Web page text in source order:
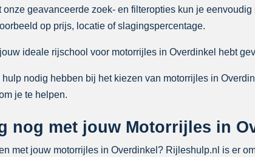
onze geavanceerde zoek- en filteropties kun je
op prijs, locatie of slagingspercentage.
ideale rijschool voor motorrijles in Overdinkel hebt
hulp nodig hebben bij het kiezen van motorrijles in
je te helpen.
nog met jouw Motorrijles in
met jouw motorrijles in Overdinkel? Rijleshulp.nl is er